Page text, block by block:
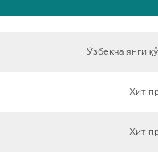
Ўзбекча янги
Хит
Хит